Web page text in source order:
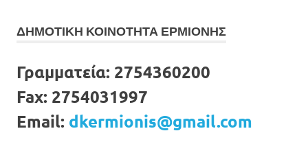
ΔΗΜΟΤΙΚΗ ΚΟΙΝΟΤΗΤΑ ΕΡΜΙΟΝΗΣ
Γραμματεία: 2754360200
Fax: 2754031997
Email: dkermionis@gmail.com